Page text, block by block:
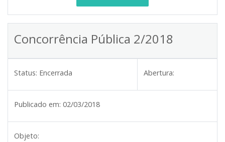
Concorrência Pública 2/2018
Status: Encerrada Abertura:
Publicado em: 02/03/2018
Objeto: